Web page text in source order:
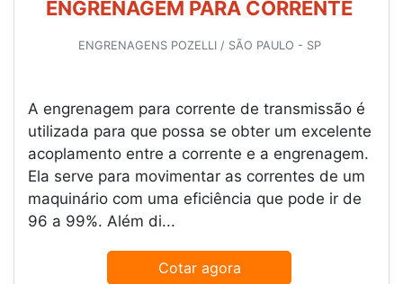
ENGRENAGEM PARA CORRENTE
ENGRENAGENS POZELLI / SÃO PAULO - SP
A engrenagem para corrente de transmissão é
utilizada para que possa se obter um excelente
acoplamento entre a corrente e a engrenagem.
Ela serve para movimentar as correntes de um
maquinário com uma eficiência que pode ir de
96 a 99%. Além di...
Cotar agora